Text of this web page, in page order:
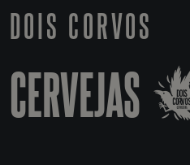
DOIS CORVOS
CERVEJAS